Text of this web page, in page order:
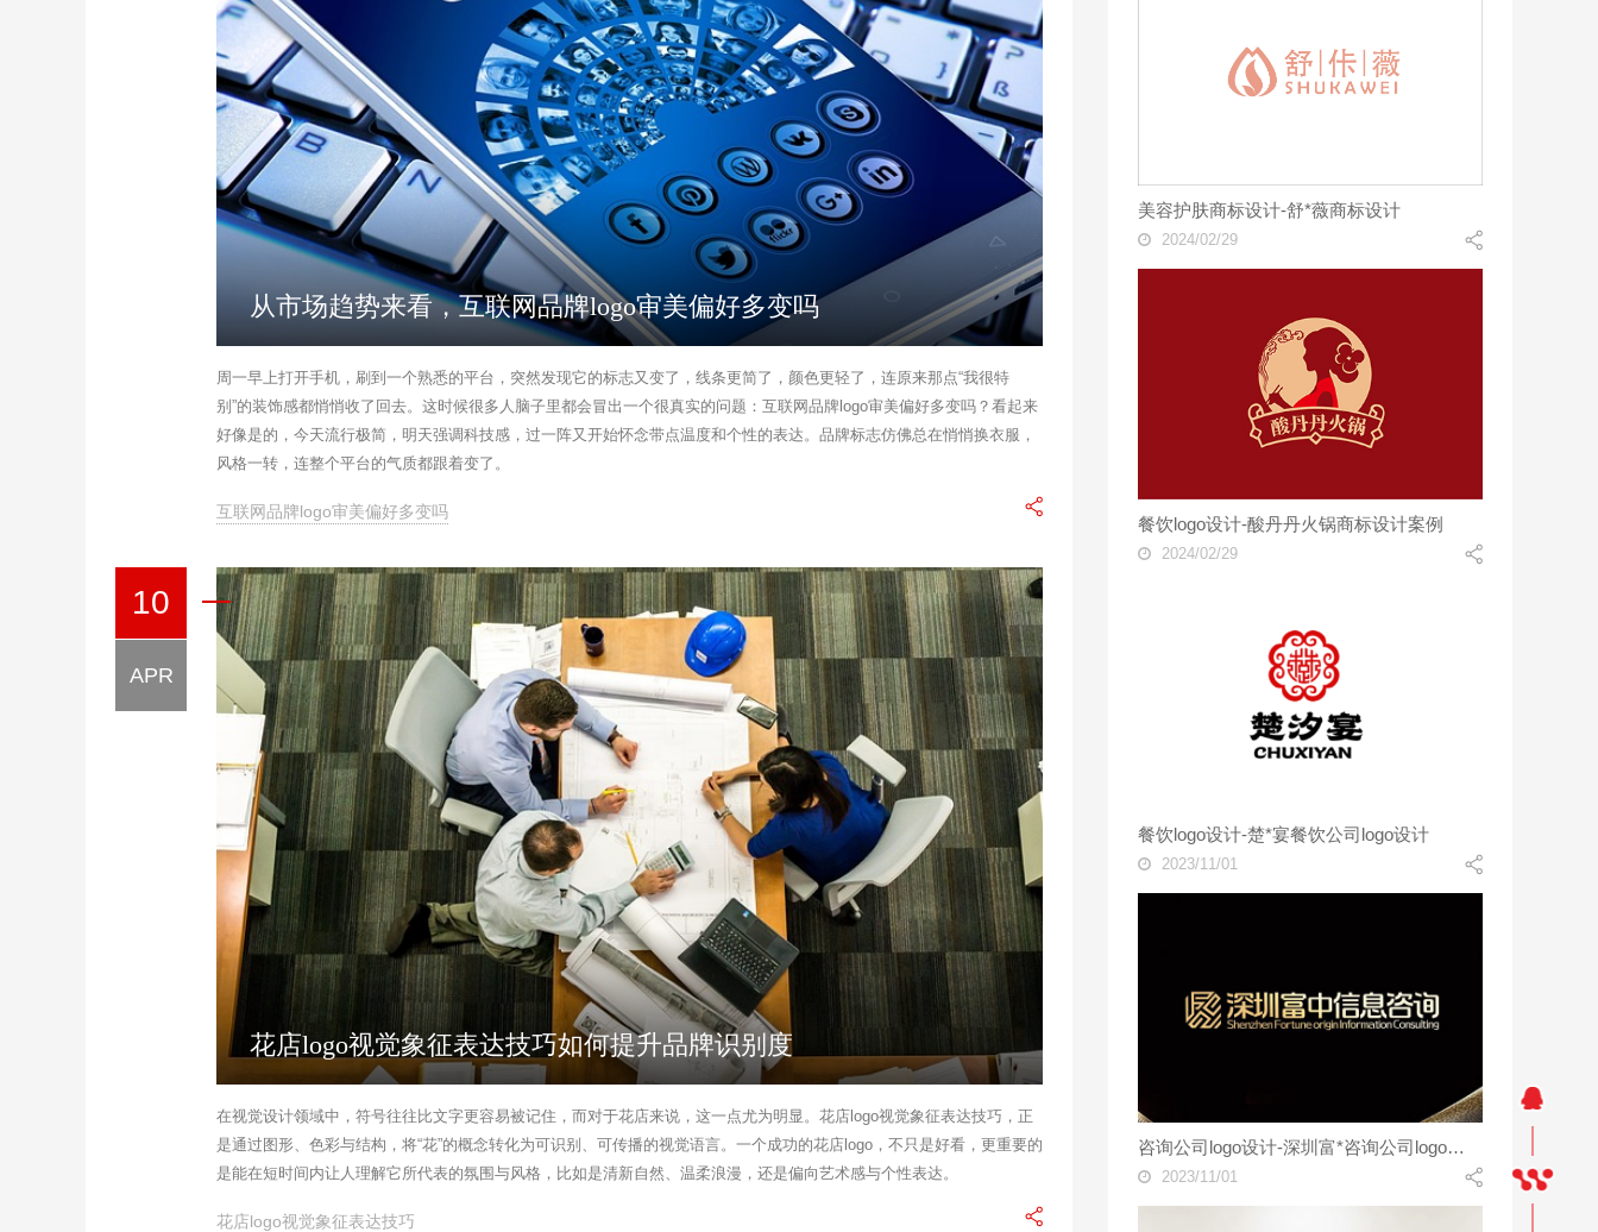
从市场趋势来看，互联网品牌logo审美偏好多变吗
周一早上打开手机，刷到一个熟悉的平台，突然发现它的标志又变了，线条更简了，颜色更轻了，连原来那点“我很特
别”的装饰感都悄悄收了回去。这时候很多人脑子里都会冒出一个很真实的问题：互联网品牌logo审美偏好多变吗？看起来
好像是的，今天流行极简，明天强调科技感，过一阵又开始怀念带点温度和个性的表达。品牌标志仿佛总在悄悄换衣服，
风格一转，连整个平台的气质都跟着变了。
互联网品牌logo审美偏好多变吗
10
APR
花店logo视觉象征表达技巧如何提升品牌识别度
在视觉设计领域中，符号往往比文字更容易被记住，而对于花店来说，这一点尤为明显。花店logo视觉象征表达技巧，正
是通过图形、色彩与结构，将“花”的概念转化为可识别、可传播的视觉语言。一个成功的花店logo，不只是好看，更重要的
是能在短时间内让人理解它所代表的氛围与风格，比如是清新自然、温柔浪漫，还是偏向艺术感与个性表达。
花店logo视觉象征表达技巧
美容护肤商标设计-舒*薇商标设计
2024/02/29
餐饮logo设计-酸丹丹火锅商标设计案例
2024/02/29
餐饮logo设计-楚*宴餐饮公司logo设计
2023/11/01
咨询公司logo设计-深圳富*咨询公司logo设计案例
2023/11/01